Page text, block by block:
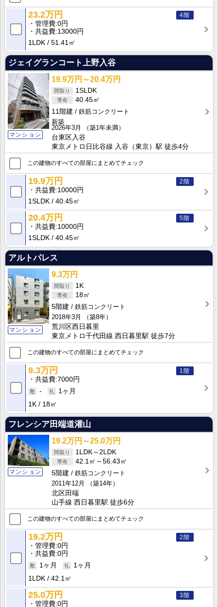
4階
23.2万円
管理費 0円
共益費 13000円
1LDK
51.41㎡
ジェイグランコート上野入谷
マンション
19.9万円～20.4万円
1SLDK
40.45㎡
11階建
鉄筋コンクリート
新築
2026年3月
（築1年未満）
台東区入谷
東京メトロ日比谷線 入谷（東京）駅 徒歩4分
この建物のすべての部屋にまとめてチェック
2階
19.9万円
共益費 10000円
1SLDK
40.45㎡
5階
20.4万円
共益費 10000円
1SLDK
40.45㎡
アルトパレス
マンション
9.3万円
1K
18㎡
5階建
鉄筋コンクリート
2018年3月
（築8年）
荒川区西日暮里
東京メトロ千代田線 西日暮里駅 徒歩7分
この建物のすべての部屋にまとめてチェック
1階
9.3万円
共益費 7000円
-
1ヶ月
1K
18㎡
フレンシア田端道灌山
マンション
19.2万円～25.0万円
1LDK～2LDK
42.1㎡～56.43㎡
5階建
鉄筋コンクリート
2011年12月
（築14年）
北区田端
山手線 西日暮里駅 徒歩6分
この建物のすべての部屋にまとめてチェック
2階
19.2万円
管理費 0円
共益費 0円
1ヶ月
1ヶ月
1LDK
42.1㎡
3階
25.0万円
管理費 0円